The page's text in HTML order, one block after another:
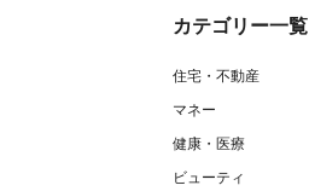
カテゴリー一覧
住宅・不動産
マネー
健康・医療
ビューティ